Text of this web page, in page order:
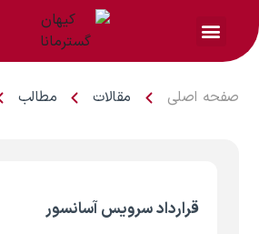
صفحه اصلی مقالات مطالب
قرارداد سرویس آسانسور